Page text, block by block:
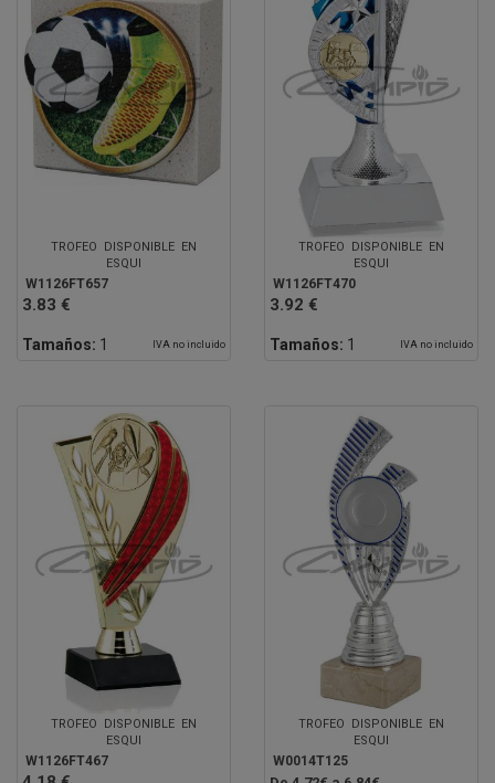
TROFEO DISPONIBLE EN
ESQUI
W1126FT657
3.83 €
Tamaños: 1 IVA no incluido
TROFEO DISPONIBLE EN
ESQUI
W1126FT470
3.92 €
Tamaños: 1 IVA no incluido
TROFEO DISPONIBLE EN
ESQUI
W1126FT467
TROFEO DISPONIBLE EN
ESQUI
W0014T125